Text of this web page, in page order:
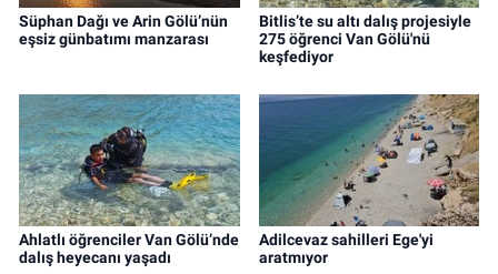
Süphan Dağı ve Arin Gölü’nün
eşsiz günbatımı manzarası
Bitlis’te su altı dalış projesiyle
275 öğrenci Van Gölü'nü
keşfediyor
Ahlatlı öğrenciler Van Gölü’nde
dalış heyecanı yaşadı
Adilcevaz sahilleri Ege'yi
aratmıyor